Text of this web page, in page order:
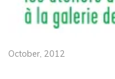
October, 2012